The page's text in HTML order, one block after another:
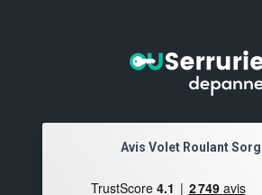
Avis Volet Roulant